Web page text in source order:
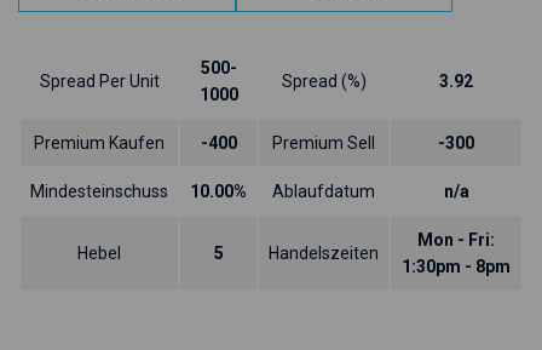
Spread Per Unit
500-
1000
Spread (%) 3.92
Premium Kaufen -400 Premium Sell -300
Mindesteinschuss 10.00% Ablaufdatum n/a
Hebel 5 Handelszeiten
Mon - Fri:
1:30pm - 8pm